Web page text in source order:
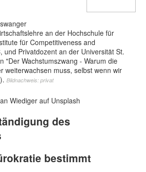
an der Hochschule für
für Competitiveness and
und Privatdozent an der Universität St.
"Der Wachstumszwang - Warum die
weiterwachsen muss, selbst wenn wir
Bildnachweis: privat
Wiediger auf Unsplash
des
bestimmt